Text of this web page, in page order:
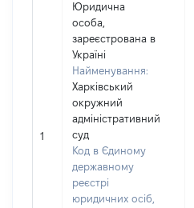
1
Юридична
особа,
зареєстрована в
Україні
Найменування:
Харківський
окружний
адміністративний
суд
Код в Єдиному
державному
реєстрі
юридичних осіб,